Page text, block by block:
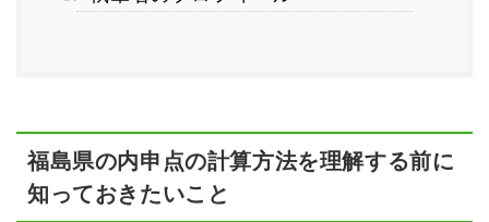
福島県の内申点の計算方法を理解する前に
知っておきたいこと